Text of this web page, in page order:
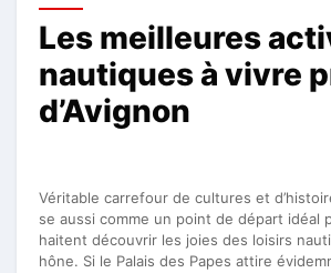
Les meilleures
nautiques à vivre
d’Avignon
Véritable carrefour de cultures et
se aussi comme un point de départ idéal
haitent découvrir les joies des loisirs
hône. Si le Palais des Papes attire